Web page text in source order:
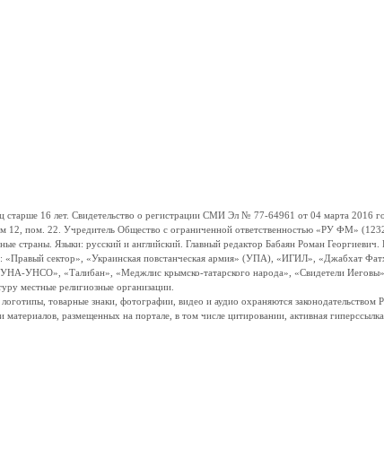
16 лет. Свидетельство о регистрации СМИ Эл № 77-64961 от 04 марта 2016
12, пом. 22. Учредитель Общество с ограниченной ответственностью «РУ ФМ»
страны. Языки: русский и английский. Главный редактор Бабаян Роман
«Правый сектор», «Украинская повстанческая армия» (УПА), «ИГИЛ», «Джабхат
УНСО», «Талибан», «Меджлис крымско-татарского народа», «Свидетели
местные религиозные организации.
товарные знаки, фотографии, видео и аудио охраняются
размещенных на портале, в том числе цитировании, активная